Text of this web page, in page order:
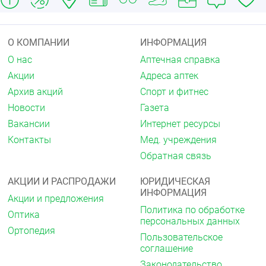
генерализованная кожная сыпь, аллергические
реакции (крапивница, гиперчувствительность
(включая крапивницу), ангионевротический отёк).
очень редко —
бронхиальная астма.
Со стороны кожи и подкожной клетчатки:
эритема, дерматиты, (в том числе контактный
дерматит, зуд, гиперемия, отёчность
обрабатываемого участка кожи, папулезно-
везикулезные высыпания, шелушение) редко —
буллёзный дерматит очень редко — реакции
Если любые указанные в инструкции побочные
эффекты усугубляются, или Вы заметили любые
другие побочные эффекты, не указанные в
инструкции, сообщите об этом врачу.
Ввиду низкой системной абсорбции активного
О КОМПАНИИ
О нас
Акции
Архив акций
Новости
Вакансии
Контакты
ИНФОРМАЦИЯ
Аптечная справка
Адреса аптек
Спорт и фитнес
Газета
Интернет ресурсы
Мед. учреждения
Обратная связь
АКЦИИ И РАСПРОДАЖИ
Акции и предложения
Оптика
Ортопедия
ЮРИДИЧЕСКАЯ
ИНФОРМАЦИЯ
Политика по обработке
персональных данных
Пользовательское
соглашение